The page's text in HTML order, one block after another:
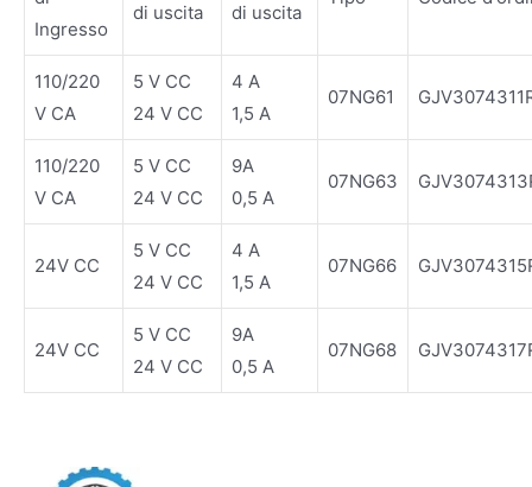
Ingresso
di uscita
di uscita
110/220
V CA
5 V CC
24 V CC
4 A
1,5 A
07NG61
110/220
V CA
5 V CC
24 V CC
9A
0,5 A
07NG63
24V CC
5 V CC
24 V CC
4 A
1,5 A
07NG66
24V CC
5 V CC
24 V CC
9A
0,5 A
07NG68